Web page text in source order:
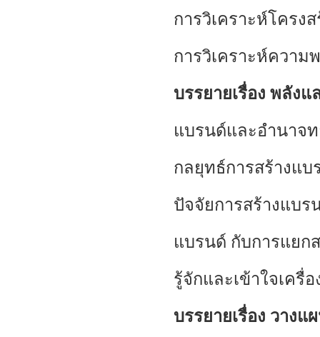
การวิเคราะห์โครง
การวิเคราะห์ความ
บรรยายเรื่อง พลัง
แบรนด์และอำนาจ
กลยุทธ์การสร้างแบ
ปัจจัยการสร้างแบร
แบรนด์ กับการแย
รู้จักและเข้าใจเครื่
บรรยายเรื่อง วาง